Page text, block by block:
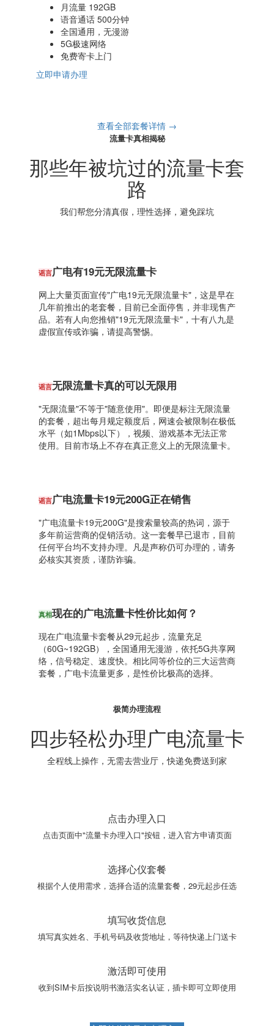
月流量 192GB
语音通话 500分钟
全国通用，无漫游
5G极速网络
免费寄卡上门
立即申请办理
查看全部套餐详情 →
流量卡真相揭秘
那些年被坑过的流量卡套
路
我们帮您分清真假，理性选择，避免踩坑
谣言广电有19元无限流量卡
网上大量页面宣传"广电19元无限流量卡"，这是早在
几年前推出的老套餐，目前已全面停售，并非现售产
品。若有人向您推销"19元无限流量卡"，十有八九是
虚假宣传或诈骗，请提高警惕。
谣言无限流量卡真的可以无限用
"无限流量"不等于"随意使用"。即便是标注无限流量
的套餐，超出每月规定额度后，网速会被限制在极低
水平（如1Mbps以下），视频、游戏基本无法正常
使用。目前市场上不存在真正意义上的无限流量卡。
谣言广电流量卡19元200G正在销售
"广电流量卡19元200G"是搜索量较高的热词，源于
多年前运营商的促销活动。这一套餐早已退市，目前
任何平台均不支持办理。凡是声称仍可办理的，请务
必核实其资质，谨防诈骗。
真相现在的广电流量卡性价比如何？
现在广电流量卡套餐从29元起步，流量充足
（60G~192GB），全国通用无漫游，依托5G共享网
络，信号稳定、速度快。相比同等价位的三大运营商
套餐，广电卡流量更多，是性价比极高的选择。
极简办理流程
四步轻松办理广电流量卡
全程线上操作，无需去营业厅，快递免费送到家
点击办理入口
点击页面中"流量卡办理入口"按钮，进入官方申请页面
选择心仪套餐
根据个人使用需求，选择合适的流量套餐，29元起步任选
填写收货信息
填写真实姓名、手机号码及收货地址，等待快递上门送卡
激活即可使用
收到SIM卡后按说明书激活实名认证，插卡即可立即使用